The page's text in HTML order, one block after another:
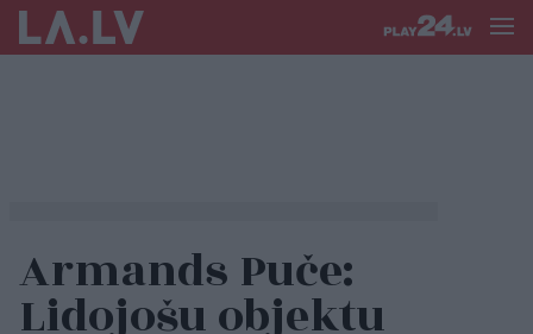
Armands Puče:
Lidojošu objektu